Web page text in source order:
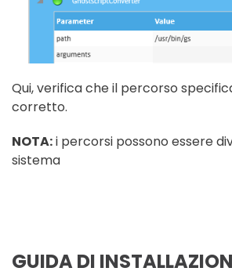
Qui, verifica che il percorso
corretto.
NOTA:i percorsi possono essere
sistema
GUIDA DI